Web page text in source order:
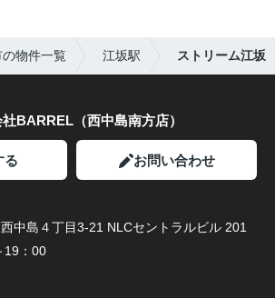
の物件一覧 江坂駅 ストリーム江坂
BARREL（西中島南方店）
る お問い合わせ
中島４丁目3-21 NLCセントラルビル 201
19：00